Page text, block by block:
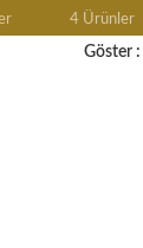
4 Ürünler
Göster